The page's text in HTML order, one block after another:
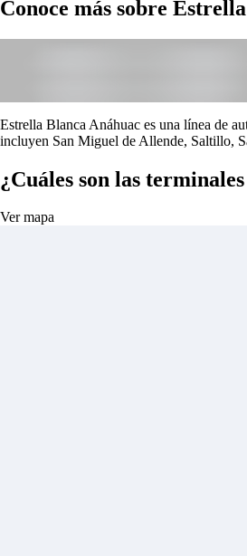
Conoce más sobre
Estrella Blanca Anáhuac es una línea de
incluyen San Miguel de Allende, Saltillo,
¿Cuáles son las
Ver mapa